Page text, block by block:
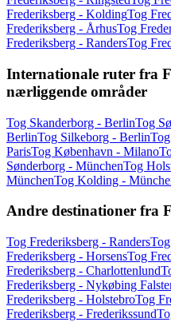
Frederiksberg - KoldingTog
Frederiksberg - ÅrhusTog
Frederiksberg - RandersTog
Internationale ruter fra
nærliggende områder
Tog Skanderborg - BerlinTog
BerlinTog Silkeborg - Berlin
ParisTog København - Milano
Sønderborg - MünchenTog
MünchenTog Kolding -
Andre destinationer fra
Tog Frederiksberg - Randers
Frederiksberg - HorsensTog
Frederiksberg - Charlottenlund
Frederiksberg - Nykøbing
Frederiksberg - HolstebroTog
Frederiksberg - Frederikssund